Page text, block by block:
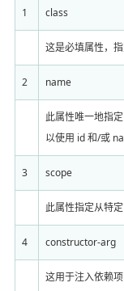
1 class
这是必填属性，
2 name
此属性唯一地指
以使用 id 和/或
3 scope
此属性指定从特
4 constructor-arg
这用于注入依赖项